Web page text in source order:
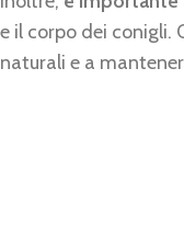
e il corpo dei
naturali e a